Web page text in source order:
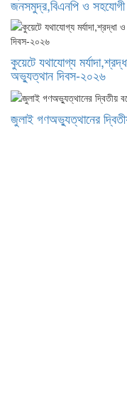
জনসমুদ্র,বিএনপি ও সহযোগী
কুয়েটে যথাযোগ্য
অভ্যুত্থান দিবস-২০২৬
জুলাই গণঅভ্যুত্থানের দ্বিতীয়